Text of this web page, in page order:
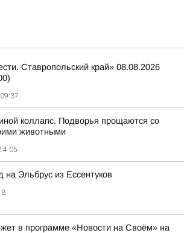
Ставропольский край» 08.08.2026
09:37
коллапс. Подворья прощаются со
животными
14:05
на Эльбрус из Ессентуков
в программе «Новости на Своём» на